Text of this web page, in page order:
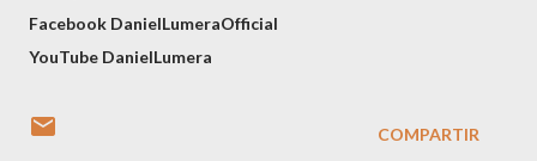
Facebook DanielLumeraOfficial
YouTube DanielLumera
COMPARTIR